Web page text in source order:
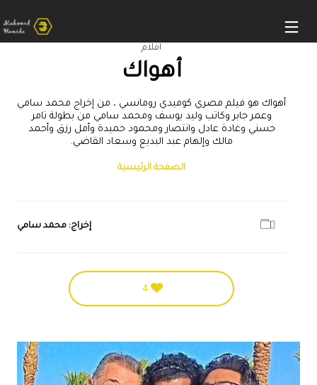
افلام
أهواك
أهواك هو فيلم مصري كوميدي رومانسي ، من إخراج محمد سامي
وعمر جابر وكاتب وليد يوسف ومحمد سامي من بطولة تامر
حسني وغادة عادل وانتصار ومحمود حميدة وأمل رزق وأحمد
مالك وإلهام عبد البديع وسعاد القاضي.
الصفحة الرئيسية
إخراج: محمد سامي
4